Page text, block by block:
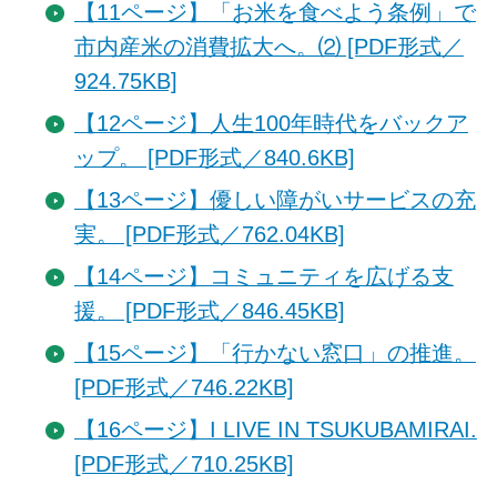
【11ページ】「お米を食べよう条例」で
市内産米の消費拡大へ。⑵ [PDF形式／
924.75KB]
【12ページ】人生100年時代をバックア
ップ。 [PDF形式／840.6KB]
【13ページ】優しい障がいサービスの充
実。 [PDF形式／762.04KB]
【14ページ】コミュニティを広げる支
援。 [PDF形式／846.45KB]
【15ページ】「行かない窓口」の推進。
[PDF形式／746.22KB]
【16ページ】I LIVE IN TSUKUBAMIRAI.
[PDF形式／710.25KB]